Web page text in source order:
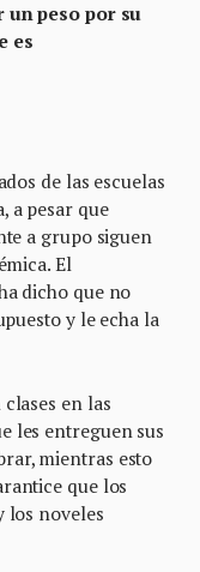
peso por su
es
de las escuelas
a pesar que
a grupo siguen
El
dicho que no
y le echa la
en las
les entreguen sus
mientras esto
que los
los noveles